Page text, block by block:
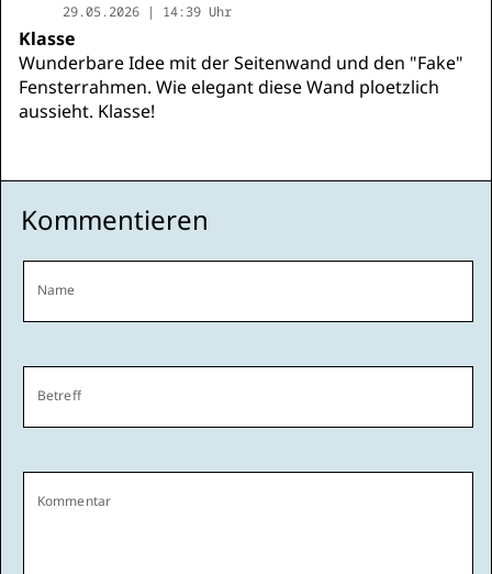
29.05.2026 | 14:39 Uhr
Klasse
Wunderbare Idee mit der Seitenwand und den "Fake"
Fensterrahmen. Wie elegant diese Wand ploetzlich
aussieht. Klasse!
Kommentieren
Name
Betreff
Kommentar